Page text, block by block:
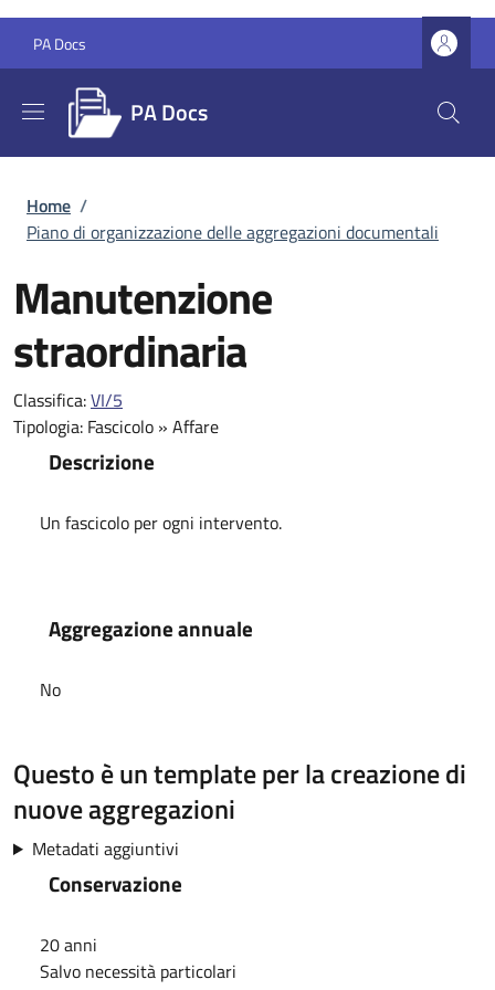
PA Docs
PA Docs
Briciole di pane
Home /
Piano di organizzazione delle aggregazioni documentali
Manutenzione
straordinaria
Classifica:VI/5
Tipologia: Fascicolo » Affare
Descrizione
Un fascicolo per ogni intervento.
Aggregazione annuale
No
Questo è un template per la creazione di
nuove aggregazioni
Metadati aggiuntivi
Conservazione
20 anni
Salvo necessità particolari